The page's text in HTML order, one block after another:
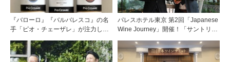
『バローロ』『バルバレスコ』の名
手「ピオ・チェーザレ」が注力し
畑）”シリーズ！
パレスホテル東京 第2回「Japanese
Wine Journey」開催！「サントリー
インメーカー 篠田 健太郎氏が来場